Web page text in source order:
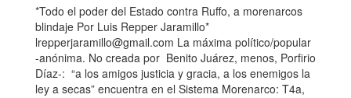
*Todo el poder del Estado contra Ruffo, a morenarcos
blindaje Por Luis Repper Jaramillo*
lrepperjaramillo@gmail.com La máxima político/popular
-anónima. No creada por Benito Juárez, menos, Porfirio
Díaz-: “a los amigos justicia y gracia, a los enemigos la
ley a secas” encuentra en el Sistema Morenarco: T4a,